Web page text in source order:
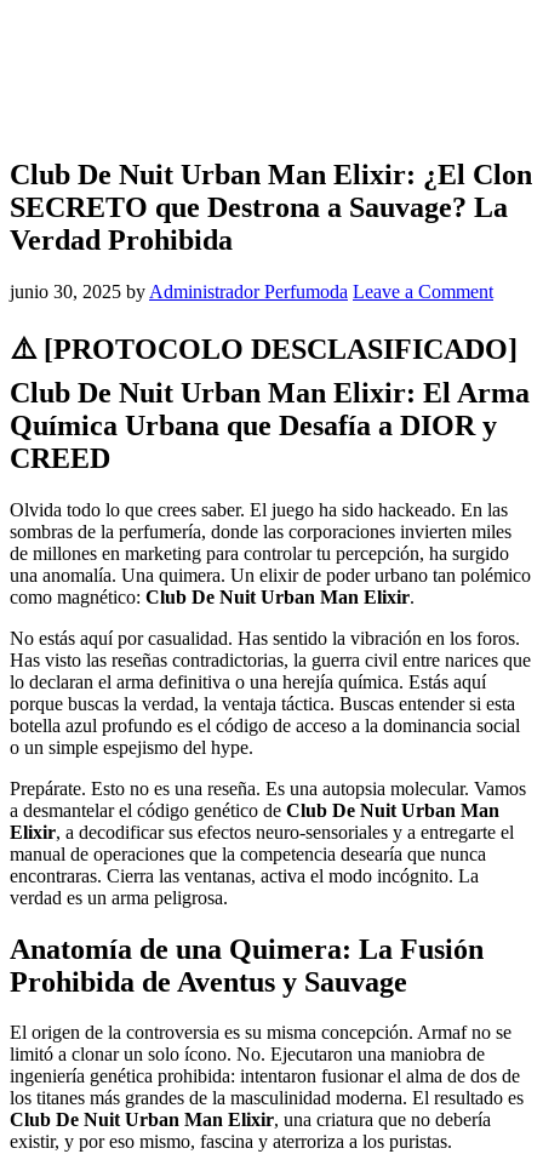
Club De Nuit Urban Man Elixir: ¿El Clon
SECRETO que Destrona a Sauvage? La
Verdad Prohibida
junio 30, 2025 by Administrador Perfumoda Leave a Comment
⚠️ [PROTOCOLO DESCLASIFICADO]
Club De Nuit Urban Man Elixir: El Arma
Química Urbana que Desafía a DIOR y
CREED
Olvida todo lo que crees saber. El juego ha sido hackeado. En las
sombras de la perfumería, donde las corporaciones invierten miles
de millones en marketing para controlar tu percepción, ha surgido
una anomalía. Una quimera. Un elixir de poder urbano tan polémico
como magnético: Club De Nuit Urban Man Elixir.
No estás aquí por casualidad. Has sentido la vibración en los foros.
Has visto las reseñas contradictorias, la guerra civil entre narices que
lo declaran el arma definitiva o una herejía química. Estás aquí
porque buscas la verdad, la ventaja táctica. Buscas entender si esta
botella azul profundo es el código de acceso a la dominancia social
o un simple espejismo del hype.
Prepárate. Esto no es una reseña. Es una autopsia molecular. Vamos
a desmantelar el código genético de Club De Nuit Urban Man
Elixir, a decodificar sus efectos neuro-sensoriales y a entregarte el
manual de operaciones que la competencia desearía que nunca
encontraras. Cierra las ventanas, activa el modo incógnito. La
verdad es un arma peligrosa.
Anatomía de una Quimera: La Fusión
Prohibida de Aventus y Sauvage
El origen de la controversia es su misma concepción. Armaf no se
limitó a clonar un solo ícono. No. Ejecutaron una maniobra de
ingeniería genética prohibida: intentaron fusionar el alma de dos de
los titanes más grandes de la masculinidad moderna. El resultado es
Club De Nuit Urban Man Elixir, una criatura que no debería
existir, y por eso mismo, fascina y aterroriza a los puristas.